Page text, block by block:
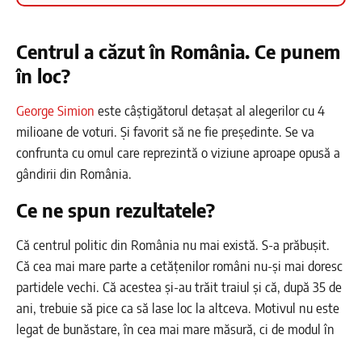
Centrul a căzut în România. Ce punem
în loc?
George Simion este câștigătorul detașat al alegerilor cu 4
milioane de voturi. Și favorit să ne fie președinte. Se va
confrunta cu omul care reprezintă o viziune aproape opusă a
gândirii din România.
Ce ne spun rezultatele?
Că centrul politic din România nu mai există. S-a prăbușit.
Că cea mai mare parte a cetățenilor români nu-și mai doresc
partidele vechi. Că acestea și-au trăit traiul și că, după 35 de
ani, trebuie să pice ca să lase loc la altceva. Motivul nu este
legat de bunăstare, în cea mai mare măsură, ci de modul în